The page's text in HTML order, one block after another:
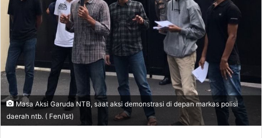
Masa Aksi Garuda NTB, saat aksi demonstrasi di depan markas polisi
daerah ntb. ( Fen/Ist)